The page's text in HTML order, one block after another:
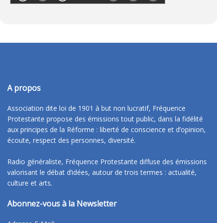
A propos
Association dite loi de 1901 à but non lucratif, Fréquence
Protestante propose des émissions tout public, dans la fidélité
aux principes de la Réforme : liberté de conscience et d’opinion,
écoute, respect des personnes, diversité.
Radio généraliste, Fréquence Protestante diffuse des émissions
valorisant le débat d’idées, autour de trois termes : actualité,
culture et arts.
Abonnez-vous à la Newsletter